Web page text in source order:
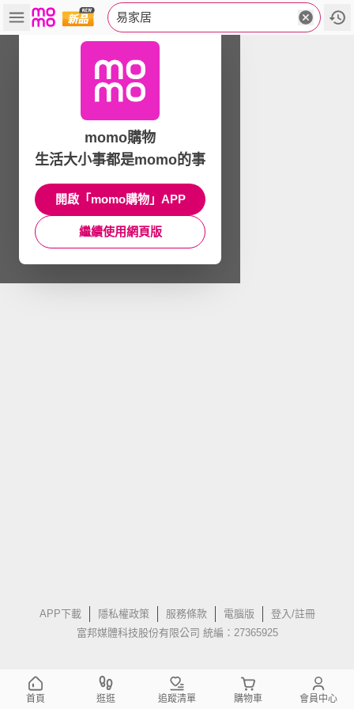
易家居
APP下載 隱私權政策 服務條款 電腦版
登入/註冊
富邦媒體科技股份有限公司 統編：27365925
momo購物
生活大小事都是momo的事
開啟「momo購物」APP
繼續使用網頁版
首頁 逛逛 追蹤清單 購物車 會員中心